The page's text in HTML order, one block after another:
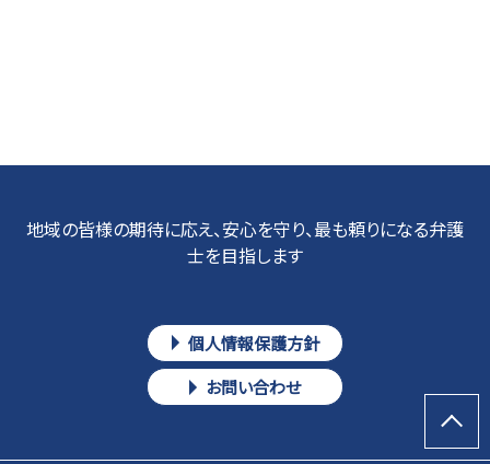
地域の皆様の期待に応え、安心を守り、最も頼りになる弁護
士を目指します
個人情報保護方針
お問い合わせ